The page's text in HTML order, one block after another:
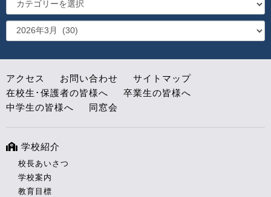
アクセス お問い合わせ
サイトマップ
在校生･保護者の皆様へ
卒業生の皆様へ
中学生の皆様へ
同窓会
学校紹介
校長あいさつ
学校案内
教育目標